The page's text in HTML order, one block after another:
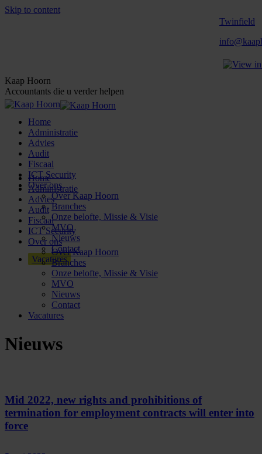
Skip to content
Twinfield
Kaap Hoorn
Accountants die u verder helpen
Home
Administratie
Advies
Audit
Fiscaal
ICT Security
Over ons
Over Kaap Hoorn
Branches
Onze belofte, Missie & Visie
MVO
Nieuws
Contact
Vacatures
Home
Administratie
Advies
Audit
Fiscaal
ICT Security
Over ons
Over Kaap Hoorn
Branches
Onze belofte, Missie & Visie
MVO
Nieuws
Contact
Vacatures
Nieuws
Mid 2022, new rights and prohibitions of
termination for employment contracts will enter into
force